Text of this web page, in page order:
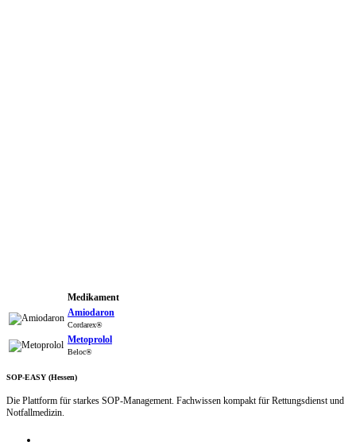
Medikament
Amiodaron
Cordarex®
Metoprolol
Beloc®
SOP-EASY (Hessen)
Die Plattform für starkes SOP-Management. Fachwissen kompakt für Rettungsdienst und
Notfallmedizin.